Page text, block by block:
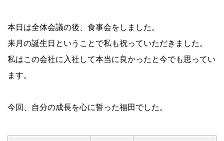
本日は全体会議の後、食事会をしました。
来月の誕生日ということで私も祝っていただきました。
私はこの会社に入社して本当に良かったと今でも思ってい
ます。
今回、自分の成長を心に誓った福田でした。